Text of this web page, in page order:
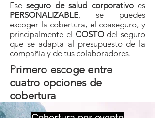
Eseseguro de salud corporativo es
PERSONALIZABLE, se puedes
escoger la cobertura, el coaseguro, y
principalmente el COSTO del seguro
que se adapta al presupuesto de la
compañía y de tus colaboradores.
Primero escoge entre
cuatro opciones de
cobertura